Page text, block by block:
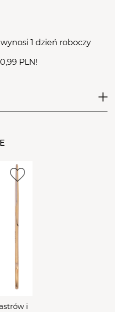
1 dzień roboczy
PLN!
gwarantuje
dzięki czemu
dopasowuje się do
istnieje możliwość
pary
radiacyjnie,
medycznej o
i